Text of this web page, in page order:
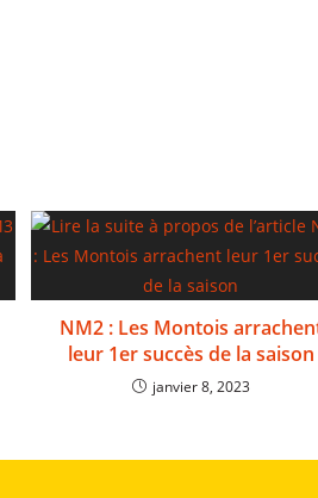
NM2 : Les Montois
leur 1er succès de la saison
janvier 8, 2023